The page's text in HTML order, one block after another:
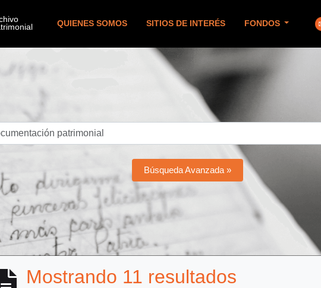
QUIENES SOMOS SITIOS DE INTERÉS FONDOS
Búsqueda Avanzada »
Mostrando 11 resultados